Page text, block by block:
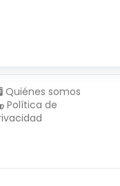
Quiénes somos
Política de